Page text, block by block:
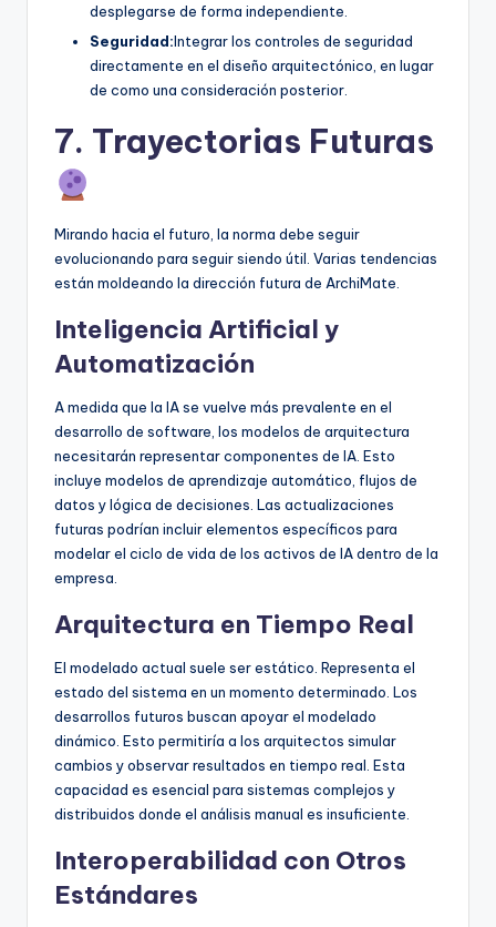
desplegarse de forma independiente.
Seguridad:Integrar los controles de seguridad
directamente en el diseño arquitectónico, en lugar
de como una consideración posterior.
7. Trayectorias Futuras
Mirando hacia el futuro, la norma debe seguir
evolucionando para seguir siendo útil. Varias tendencias
están moldeando la dirección futura de ArchiMate.
Inteligencia Artificial y
Automatización
A medida que la IA se vuelve más prevalente en el
desarrollo de software, los modelos de arquitectura
necesitarán representar componentes de IA. Esto
incluye modelos de aprendizaje automático, flujos de
datos y lógica de decisiones. Las actualizaciones
futuras podrían incluir elementos específicos para
modelar el ciclo de vida de los activos de IA dentro de la
empresa.
Arquitectura en Tiempo Real
El modelado actual suele ser estático. Representa el
estado del sistema en un momento determinado. Los
desarrollos futuros buscan apoyar el modelado
dinámico. Esto permitiría a los arquitectos simular
cambios y observar resultados en tiempo real. Esta
capacidad es esencial para sistemas complejos y
distribuidos donde el análisis manual es insuficiente.
Interoperabilidad con Otros
Estándares